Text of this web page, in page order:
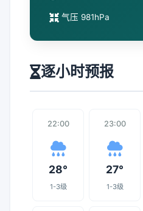
气压 981hPa
逐小时预报
22:00
28°
1-3级
23:00
27°
1-3级